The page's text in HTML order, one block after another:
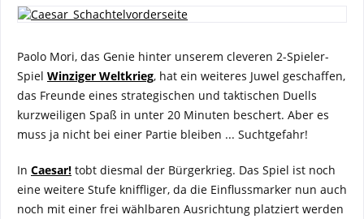
Paolo Mori, das Genie hinter unserem cleveren 2-Spieler-
Spiel Winziger Weltkrieg, hat ein weiteres Juwel geschaffen,
das Freunde eines strategischen und taktischen Duells
kurzweiligen Spaß in unter 20 Minuten beschert. Aber es
muss ja nicht bei einer Partie bleiben ... Suchtgefahr!
In Caesar! tobt diesmal der Bürgerkrieg. Das Spiel ist noch
eine weitere Stufe kniffliger, da die Einflussmarker nun auch
noch mit einer frei wählbaren Ausrichtung platziert werden